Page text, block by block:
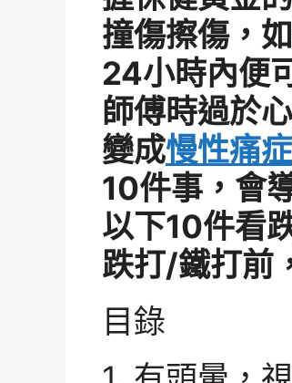
撞傷擦傷，
24小時內便
師傅時過於
變成慢性痛症
10件事，會
以下10件看
跌打/鐵打前
目錄